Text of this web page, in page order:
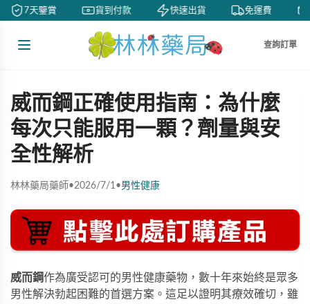
7天鑒賞 貨到付款 快速出貨 免運費
查詢訂單
威而鋼正確使用指南：為什麼
每次只能服用一顆？劑量與安
全性解析
林林藥局藥師•2026/7/1•男性健康
威而鋼作為廣受認可的男性健康藥物，數十年來始終是眾多
男性解決勃起困難的首選方案。這足以證明其療效確切，雖